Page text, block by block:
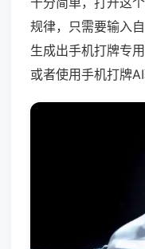
规律，只需要输入
生成出手机打牌专
或者使用手机打牌